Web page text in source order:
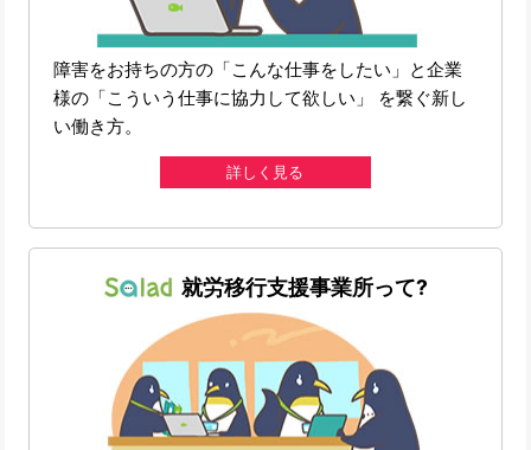
障害をお持ちの方の「こんな仕事をしたい」と企業
様の「こういう仕事に協力して欲しい」 を繋ぐ新し
い働き方。
詳しく見る
就労移行支援事業所って?